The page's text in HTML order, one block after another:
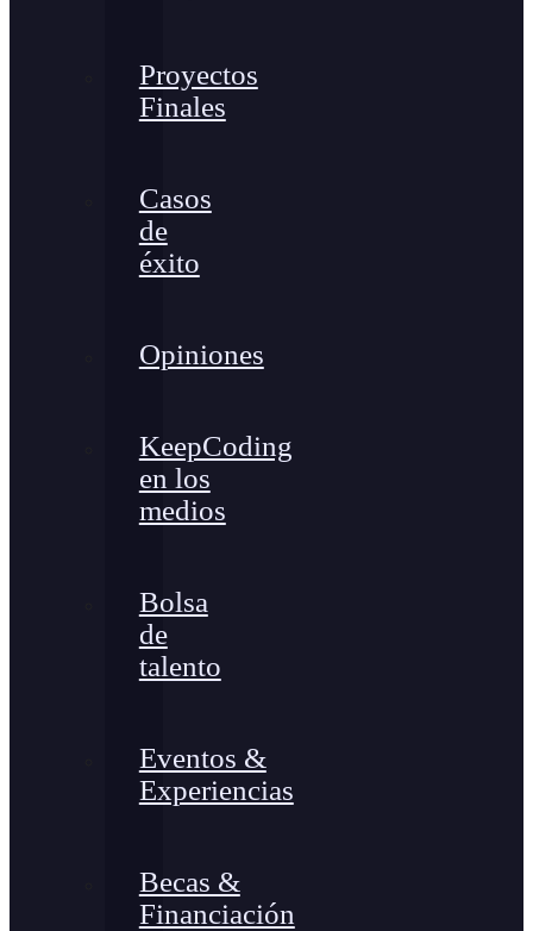
Proyectos
Finales
Casos
de
éxito
Opiniones
KeepCoding
en los
medios
Bolsa
de
talento
Eventos &
Experiencias
Becas &
Financiación